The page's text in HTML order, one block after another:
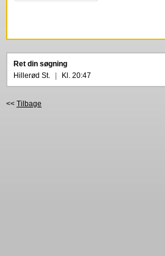
Ret din søgning
Hillerød St.
Kl. 20:47
<< Tilbage